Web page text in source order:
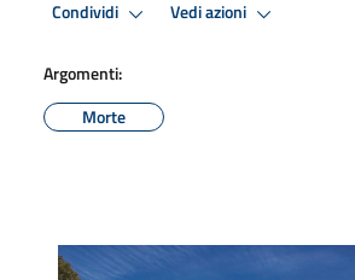
Condividi Vedi azioni
Argomenti:
Morte